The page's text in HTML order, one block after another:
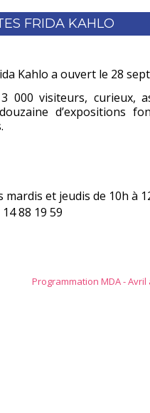
FRIDA KAHLO
Kahlo a ouvert le 28
000 visiteurs, curieux,
d’expositions
et jeudis de 10h à
88 19 59
Programmation MDA - Avril